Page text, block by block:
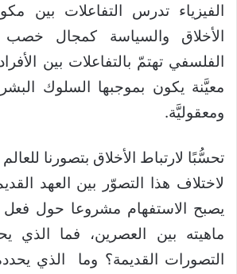
الفيزياء تدرس التفاعلات بين
الأخلاق والسياسة كمجال خصب
الفلسفي تهتمّ بالتفاعلات بين
معيَّنة يكون بموجبها السلوك
ومعقوليَّة.
تحسُّبًا لارتباط الأخلاق بتصورنا
لاختلاف هذا التصوّر بين العهد
يصبح الاستفهام مشروعا حول
ماهيته بين العصرين، فما الذي
التصورات القديمة؟ وما الذي